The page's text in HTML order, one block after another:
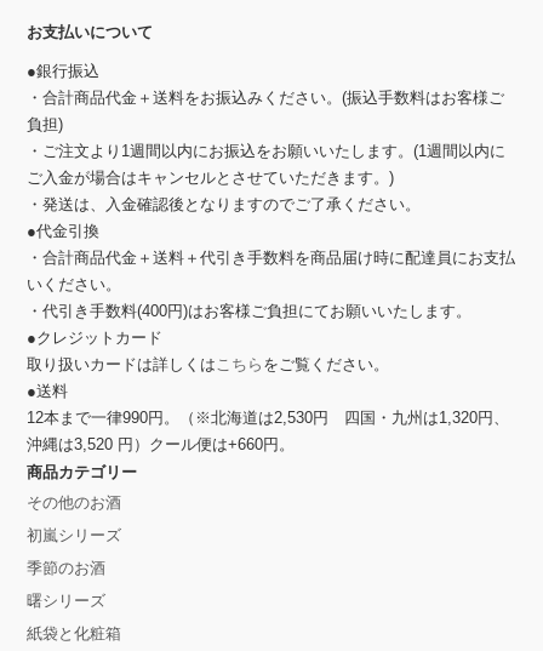
お支払いについて
●銀行振込
・合計商品代金＋送料をお振込みください。(振込手数料はお客様ご
負担)
・ご注文より1週間以内にお振込をお願いいたします。(1週間以内に
ご入金が場合はキャンセルとさせていただきます。)
・発送は、入金確認後となりますのでご了承ください。
●代金引換
・合計商品代金＋送料＋代引き手数料を商品届け時に配達員にお支払
いください。
・代引き手数料(400円)はお客様ご負担にてお願いいたします。
●クレジットカード
取り扱いカードは詳しくはこちら をご覧ください。
●送料
12本まで一律990円。（※北海道は2,530円 四国・九州は1,320円、
沖縄は3,520 円）クール便は+660円。
商品カテゴリー
その他のお酒
初嵐シリーズ
季節のお酒
曙シリーズ
紙袋と化粧箱